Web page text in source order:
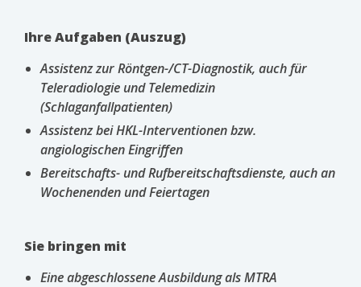
Ihre Aufgaben (Auszug)
Assistenz zur Röntgen-/CT-Diagnostik, auch für
Teleradiologie und Telemedizin
(Schlaganfallpatienten)
Assistenz bei HKL-Interventionen bzw.
angiologischen Eingriffen
Bereitschafts- und Rufbereitschaftsdienste, auch an
Wochenenden und Feiertagen
Sie bringen mit
Eine abgeschlossene Ausbildung als MTRA